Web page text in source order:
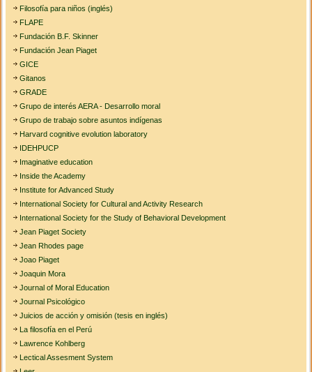
Filosofía para niños (inglés)
FLAPE
Fundación B.F. Skinner
Fundación Jean Piaget
GICE
Gitanos
GRADE
Grupo de interés AERA - Desarrollo moral
Grupo de trabajo sobre asuntos indígenas
Harvard cognitive evolution laboratory
IDEHPUCP
Imaginative education
Inside the Academy
Institute for Advanced Study
International Society for Cultural and Activity Research
International Society for the Study of Behavioral Development
Jean Piaget Society
Jean Rhodes page
Joao Piaget
Joaquin Mora
Journal of Moral Education
Journal Psicológico
Juicios de acción y omisión (tesis en inglés)
La filosofía en el Perú
Lawrence Kohlberg
Lectical Assesment System